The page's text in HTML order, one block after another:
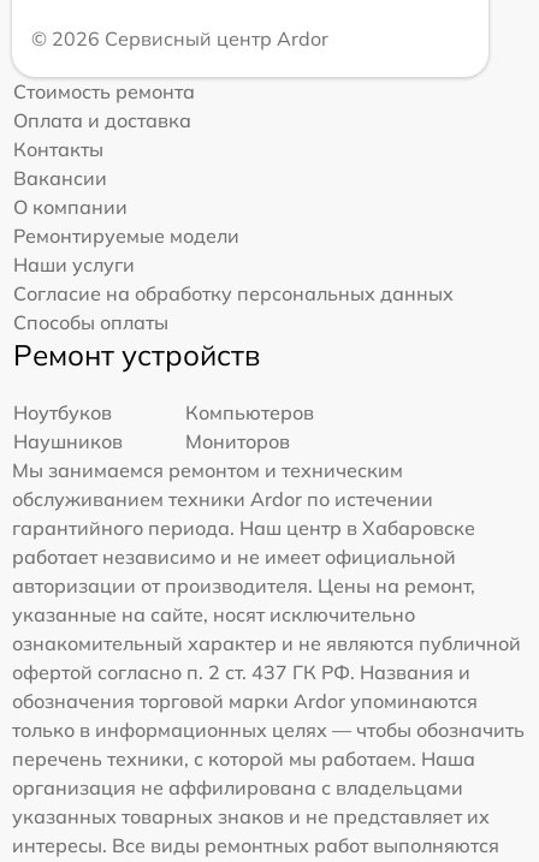
© 2026 Сервисный центр Ardor
Стоимость ремонта
Оплата и доставка
Контакты
Вакансии
О компании
Ремонтируемые модели
Наши услуги
Согласие на обработку персональных данных
Способы оплаты
Ремонт устройств
Ноутбуков
Компьютеров
Наушников
Мониторов
Мы занимаемся ремонтом и техническим
обслуживанием техники Ardor по истечении
гарантийного периода. Наш центр в Хабаровске
работает независимо и не имеет официальной
авторизации от производителя. Цены на ремонт,
указанные на сайте, носят исключительно
ознакомительный характер и не являются публичной
офертой согласно п. 2 ст. 437 ГК РФ. Названия и
обозначения торговой марки Ardor упоминаются
только в информационных целях — чтобы обозначить
перечень техники, с которой мы работаем. Наша
организация не аффилирована с владельцами
указанных товарных знаков и не представляет их
интересы. Все виды ремонтных работ выполняются